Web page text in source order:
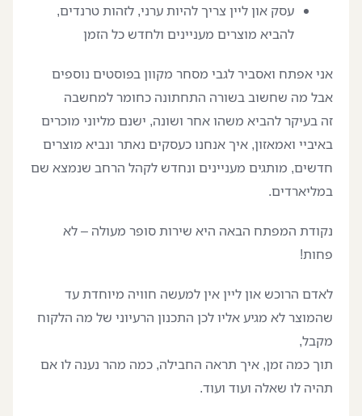
עסק און ליין צריך להיות ערני, לזהות טרנדים,
להביא מוצרים מעניינים ולחדש כל הזמן
אני אפתח ואסביר לגבי מסחר מקוון בפוסטים נוספים
אבל מה שחשוב בשורה התחתונה כחומר למחשבה
זה בעיקר להביא משהו אחר ושונה, ישנם מליוני מוכרים
באיביי ואמאזון, איך אנחנו כעסקים נאתר ונביא מוצרים
חדשים, מותגים מעניינים ונחדש לקהל הרחב שנמצא שם
במליארדים.
נקודת המפתח הבאה היא שירות סופר מעולה – לא
פחות!
לאדם הרוכש און ליין אין למעשה חוויה מיוחדת עד
שהמוצר לא מגיע אליו לכן התכנון הרעיוני של מה הלקוח
מקבל,
תוך כמה זמן, איך תראה החבילה, כמה מהר נענה לו אם
תהיה לו שאלה ועוד ועוד.